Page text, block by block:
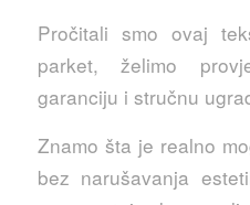
Pročitali smo ovaj
parket, želimo
garanciju i stručnu
Znamo šta je realno
bez narušavanja